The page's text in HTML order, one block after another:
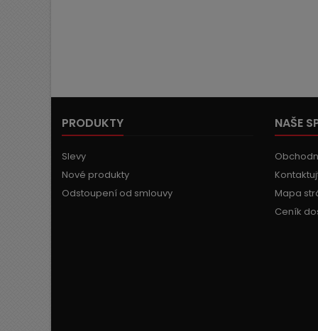
PRODUKTY
Slevy
Nové produkty
Odstoupení od smlouvy
NAŠE
Mapa
Ceník